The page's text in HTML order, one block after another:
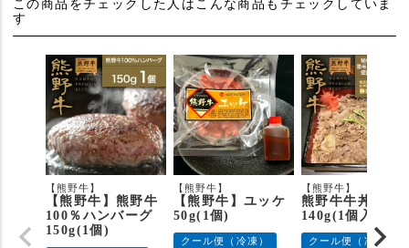
この商品をチェックした人はこんな商品もチェックしていま
す
【熊野牛】
【熊野牛】熊野牛
100％ハンバーグ
150g(1個)
【熊野牛】
【熊野牛】ユッケ
50g(1個)
クール便（冷凍）
【熊野牛】
熊野牛牛丼の具
140g(1個入り)
クール便（冷凍）